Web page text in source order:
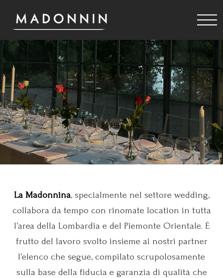
La Madonnina, specialmente nel settore wedding,
collabora da tempo con rinomate location in tutta
l’area della Lombardia e del Piemonte Orientale. È
frutto del lavoro svolto insieme ai nostri partner
l’elenco che segue, compilato scrupolosamente
sulla base della fiducia e garanzia di qualità che